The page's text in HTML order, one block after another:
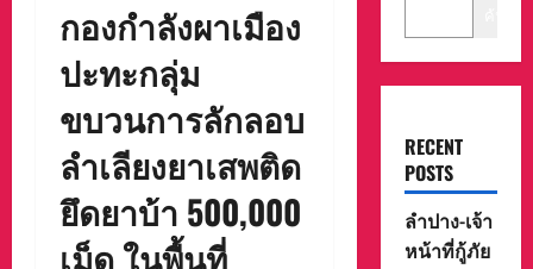
กองกำลังผาเมือง
ปะทะกลุ่ม
ขบวนการลักลอบ
ลำเลียงยาเสพติด
ยึดยาบ้า 500,000
เม็ด ในพื้นที่
RECENT
POSTS
ลำปาง-เจ้า
หน้าที่กู้ภัย